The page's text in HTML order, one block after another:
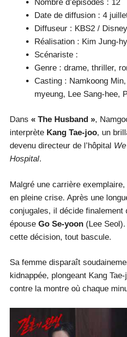
Nombre d’épisodes : 12
Date de diffusion : 4
Diffuseur : KBS2 /
Réalisation : Kim Jung-
Scénariste :
Genre : drame, thriller,
Casting : Namkoong
myeung, Lee Sang-hee,
Dans « The Husband »,
interprète Kang Tae-joo, un
devenu directeur de l’hôpital
Hospital.
Malgré une carrière
en pleine crise. Après une
conjugales, il décide finalement
épouse Go Se-yoon (Lee
cette décision, tout bascule.
Sa femme disparaît
kidnappée, plongeant Kang
contre la montre où chaque